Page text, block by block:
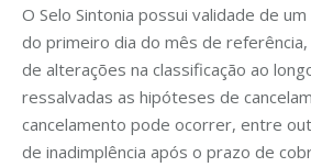
O Selo Sintonia possui validade de
do primeiro dia do mês de
de alterações na classificação ao
ressalvadas as hipóteses de
cancelamento pode ocorrer, entre
de inadimplência após o prazo de